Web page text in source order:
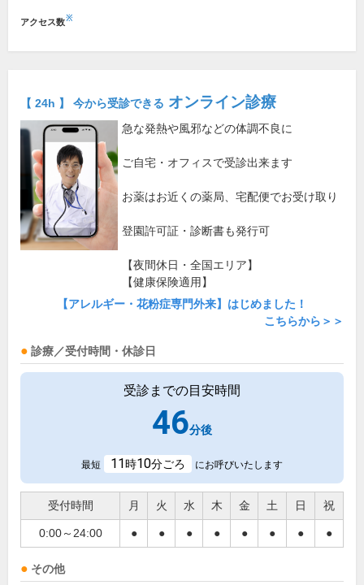
アクセス数※
【 24h 】 今から受診できる オンライン診療
急な発熱や風邪などの体調不良に
ご自宅・オフィスで受診出来ます
お薬はお近くの薬局、宅配便でお受け取り
登園許可証・診断書も発行可
【夜間休日・全国エリア】
【健康保険適用】
【アレルギー・花粉症専門外来】はじめました！
こちらから＞＞
診療／受付時間・休診日
受診までの目安時間
46分後
最短 11時10分ごろ にお呼びいたします
受付時間 月 火 水 木 金 土 日 祝
0:00～24:00 ● ● ● ● ● ● ● ●
その他